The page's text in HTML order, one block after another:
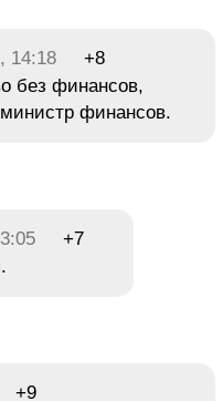
14:18
+8
без финансов,
финансов.
+7
+9